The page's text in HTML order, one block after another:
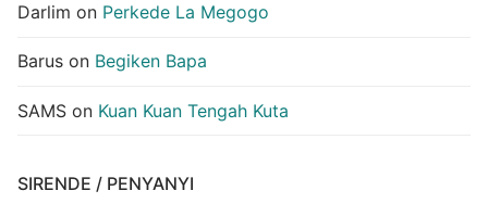
Darlim on Perkede La Megogo
Barus on Begiken Bapa
SAMS on Kuan Kuan Tengah Kuta
SIRENDE / PENYANYI